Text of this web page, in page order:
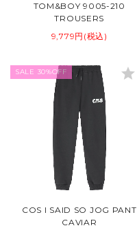
TOM&BOY 9005-210
TROUSERS
9,779円(税込)
SALE 30%OFF
COS I SAID SO JOG PANT
CAVIAR
star